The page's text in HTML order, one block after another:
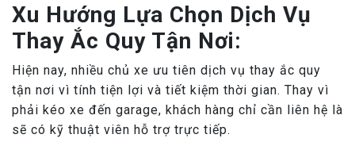
Xu Hướng Lựa Chọn Dịch Vụ
Thay Ắc Quy Tận Nơi:
Hiện nay, nhiều chủ xe ưu tiên dịch vụ thay ắc quy
tận nơi vì tính tiện lợi và tiết kiệm thời gian. Thay vì
phải kéo xe đến garage, khách hàng chỉ cần liên hệ là
sẽ có kỹ thuật viên hỗ trợ trực tiếp.